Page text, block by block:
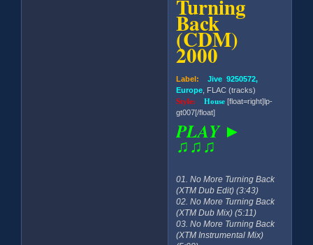
Turning
Back
(CDM)
2000
Label: Jive 9250572,
Europe , FLAC (tracks)
Style:House[float=right]lp-
gt007[/float]
PLAY ►
♫♫♫
01. No More Turning Back
(XTM Dub Edit) (3:43)
02. No More Turning Back
(XTM Dub Mix) (5:11)
03. No More Turning Back
(XTM Instrumental Mix)